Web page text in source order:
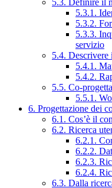
5.3.1.
5.3.2.
5.3.3.
servizio
5.4.
5.4.1.
5.4.2.
5.5. Co-
5.5.1.
6. Progettazione dei
6.1. Cos’è il
6.2. Ricerca
6.2.1.
6.2.2.
6.2.3.
6.2.4.
6.3. Dalla